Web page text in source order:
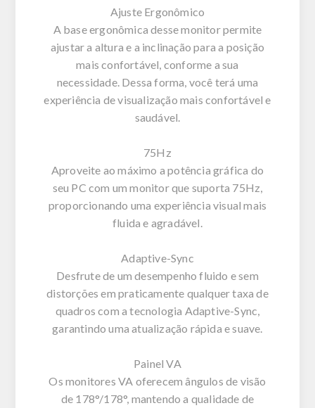
Ajuste Ergonômico
A base ergonômica desse monitor permite
ajustar a altura e a inclinação para a posição
mais confortável, conforme a sua
necessidade. Dessa forma, você terá uma
experiência de visualização mais confortável e
saudável.
75Hz
Aproveite ao máximo a potência gráfica do
seu PC com um monitor que suporta 75Hz,
proporcionando uma experiência visual mais
fluida e agradável.
Adaptive-Sync
Desfrute de um desempenho fluido e sem
distorções em praticamente qualquer taxa de
quadros com a tecnologia Adaptive-Sync,
garantindo uma atualização rápida e suave.
Painel VA
Os monitores VA oferecem ângulos de visão
de 178°/178°, mantendo a qualidade de